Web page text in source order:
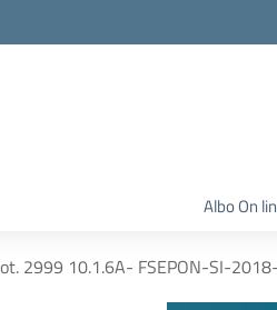
Albo On
2999 10.1.6A- FSEPON-SI-